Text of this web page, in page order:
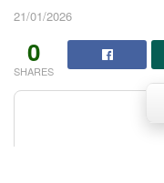
21/01/2026
0
SHARES